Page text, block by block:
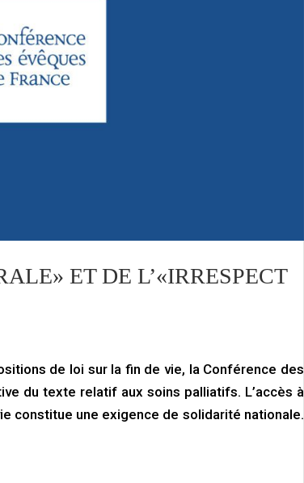
ET DE L’«IRRESPECT
de loi sur la fin de vie, la Conférence des
du texte relatif aux soins palliatifs. L’accès à
constitue une exigence de solidarité nationale.